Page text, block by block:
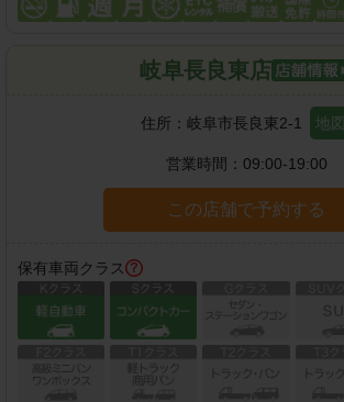
岐阜長良東店
住所： 岐阜市長良東2-1 地図
営業時間： 09:00-19:00
この店舗で予約する
保有車両クラス